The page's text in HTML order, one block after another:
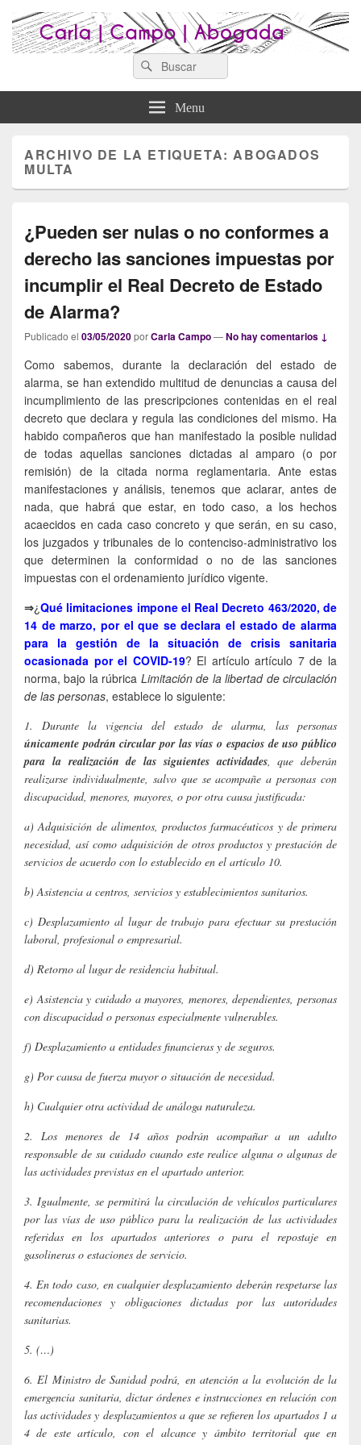
Abogados Lugo : Carla Campo
Abogada
Search
for:
Menu
ARCHIVO DE LA ETIQUETA:ABOGADOS
MULTA
¿Pueden ser nulas o no conformes a
derecho las sanciones impuestas por
incumplir el Real Decreto de Estado
de Alarma?
Publicado el 03/05/2020porCarla Campo—No hay comentarios ↓
Como sabemos, durante la declaración del estado de
alarma, se han extendido multitud de denuncias a causa del
incumplimiento de las prescripciones contenidas en el real
decreto que declara y regula las condiciones del mismo. Ha
habido compañeros que han manifestado la posible nulidad
de todas aquellas sanciones dictadas al amparo (o por
remisión) de la citada norma reglamentaria. Ante estas
manifestaciones y análisis, tenemos que aclarar, antes de
nada, que habrá que estar, en todo caso, a los hechos
acaecidos en cada caso concreto y que serán, en su caso,
los juzgados y tribunales de lo contenciso-administrativo los
que determinen la conformidad o no de las sanciones
impuestas con el ordenamiento jurídico vigente.
⇒¿Qué limitaciones impone el Real Decreto 463/2020, de
14 de marzo, por el que se declara el estado de alarma
para la gestión de la situación de crisis sanitaria
ocasionada por el COVID-19? El artículo artículo 7 de la
norma, bajo la rúbrica Limitación de la libertad de circulación
de las personas, establece lo siguiente:
1. Durante la vigencia del estado de alarma, las personas
únicamente podrán circular por las vías o espacios de uso público
para la realización de las siguientes actividades, que deberán
realizarse individualmente, salvo que se acompañe a personas con
discapacidad, menores, mayores, o por otra causa justificada:
a) Adquisición de alimentos, productos farmacéuticos y de primera
necesidad, así como adquisición de otros productos y prestación de
servicios de acuerdo con lo establecido en el artículo 10.
b) Asistencia a centros, servicios y establecimientos sanitarios.
c) Desplazamiento al lugar de trabajo para efectuar su prestación
laboral, profesional o empresarial.
d) Retorno al lugar de residencia habitual.
e) Asistencia y cuidado a mayores, menores, dependientes, personas
con discapacidad o personas especialmente vulnerables.
f) Desplazamiento a entidades financieras y de seguros.
g) Por causa de fuerza mayor o situación de necesidad.
h) Cualquier otra actividad de análoga naturaleza.
2. Los menores de 14 años podrán acompañar a un adulto
responsable de su cuidado cuando este realice alguna o algunas de
las actividades previstas en el apartado anterior.
3. Igualmente, se permitirá la circulación de vehículos particulares
por las vías de uso público para la realización de las actividades
referidas en los apartados anteriores o para el repostaje en
gasolineras o estaciones de servicio.
4. En todo caso, en cualquier desplazamiento deberán respetarse las
recomendaciones y obligaciones dictadas por las autoridades
sanitarias.
5. (…)
6. El Ministro de Sanidad podrá, en atención a la evolución de la
emergencia sanitaria, dictar órdenes e instrucciones en relación con
las actividades y desplazamientos a que se refieren los apartados 1 a
4 de este artículo, con el alcance y ámbito territorial que en